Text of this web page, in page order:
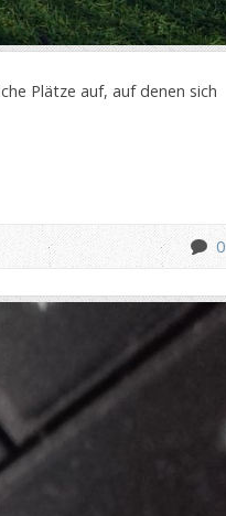
Plätze auf, auf denen sich
0